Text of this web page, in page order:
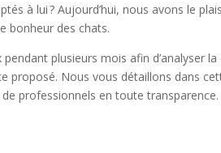
à lui ? Aujourd’hui, nous avons le
bonheur des chats.
plusieurs mois afin d’analyser
proposé. Nous vous détaillons dans
professionnels en toute transparence.